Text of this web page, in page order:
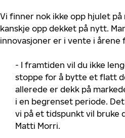
Vi finner nok ikke opp hjulet
kanskje opp dekket på nytt.
innovasjoner er i vente i årene
- I framtiden vil du ikke
stoppe for å bytte et flatt
allerede er dekk på
i en begrenset periode.
vi på et tidspunkt vil bruke
Matti Morri.